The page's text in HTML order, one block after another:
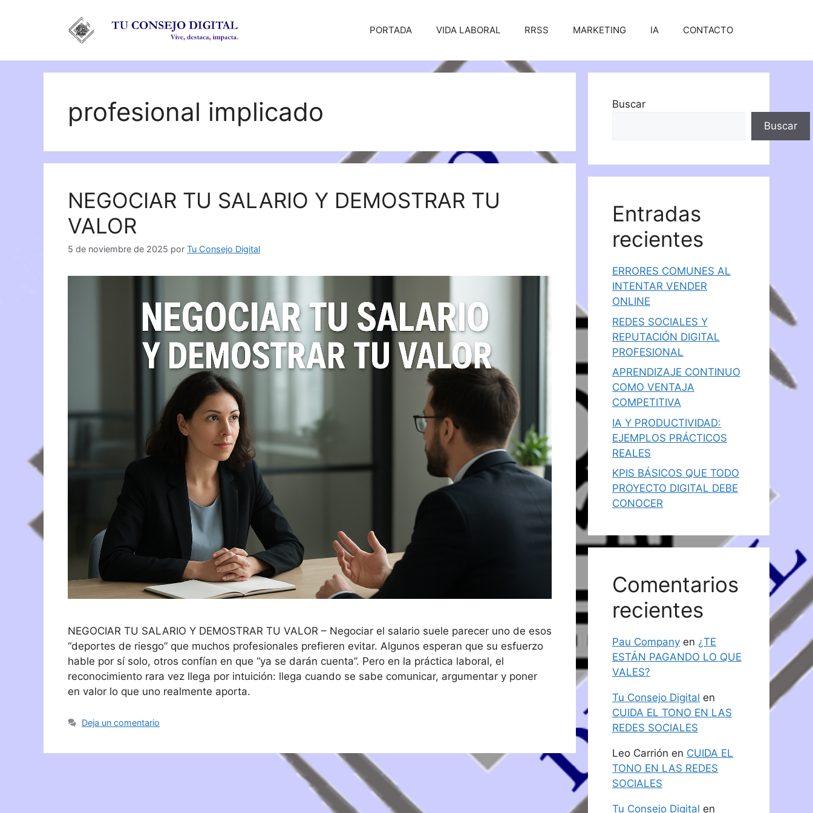
PORTADA VIDA LABORAL RRSS MARKETING IA CONTACTO
profesional implicado
NEGOCIAR TU SALARIO Y DEMOSTRAR TU
VALOR
5 de noviembre de 2025 por Tu Consejo Digital
NEGOCIAR TU SALARIO Y DEMOSTRAR TU VALOR – Negociar el salario suele parecer uno de esos
“deportes de riesgo” que muchos profesionales prefieren evitar. Algunos esperan que su esfuerzo
hable por sí solo, otros confían en que “ya se darán cuenta”. Pero en la práctica laboral, el
reconocimiento rara vez llega por intuición: llega cuando se sabe comunicar, argumentar y poner
en valor lo que uno realmente aporta.
Deja un comentario
Buscar
Buscar
Entradas
recientes
ERRORES COMUNES AL
INTENTAR VENDER
ONLINE
REDES SOCIALES Y
REPUTACIÓN DIGITAL
PROFESIONAL
APRENDIZAJE CONTINUO
COMO VENTAJA
COMPETITIVA
IA Y PRODUCTIVIDAD:
EJEMPLOS PRÁCTICOS
REALES
KPIS BÁSICOS QUE TODO
PROYECTO DIGITAL DEBE
CONOCER
Comentarios
recientes
Pau Company en ¿TE
ESTÁN PAGANDO LO QUE
VALES?
Tu Consejo Digital en
CUIDA EL TONO EN LAS
REDES SOCIALES
Leo Carrión en CUIDA EL
TONO EN LAS REDES
SOCIALES
Tu Consejo Digital en